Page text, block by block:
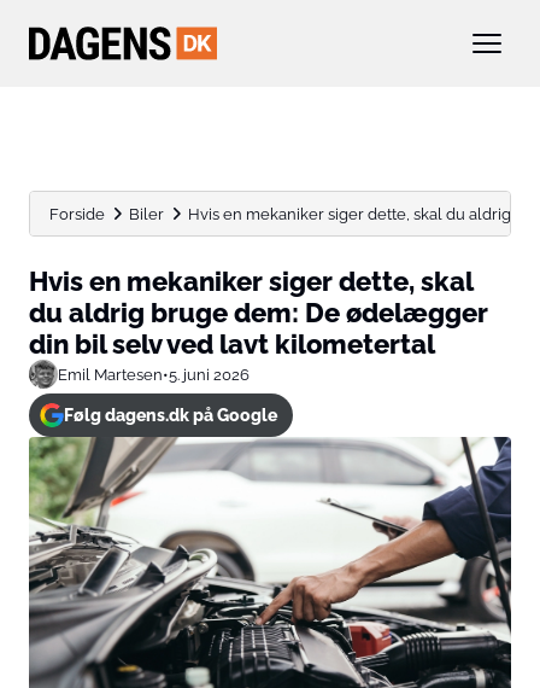
Forside Biler Hvis en mekaniker siger dette, skal du aldrig
Hvis en mekaniker siger dette, skal
du aldrig bruge dem: De ødelægger
din bil selv ved lavt kilometertal
Emil Martesen•5. juni 2026
Følg dagens.dk på Google